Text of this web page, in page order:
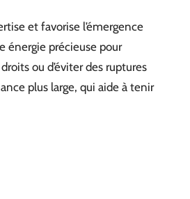
et favorise l’émergence
énergie précieuse pour
ou d’éviter des ruptures
plus large, qui aide à tenir